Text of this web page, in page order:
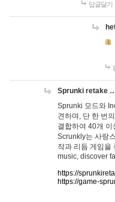
답글달기
Sprunki retake
Sprunki 모드와
견하며, 단 한 번
결합하여 40개
Scrunkly는 사랑
작과 리듬 게임을
music, discover
https://
https://game-